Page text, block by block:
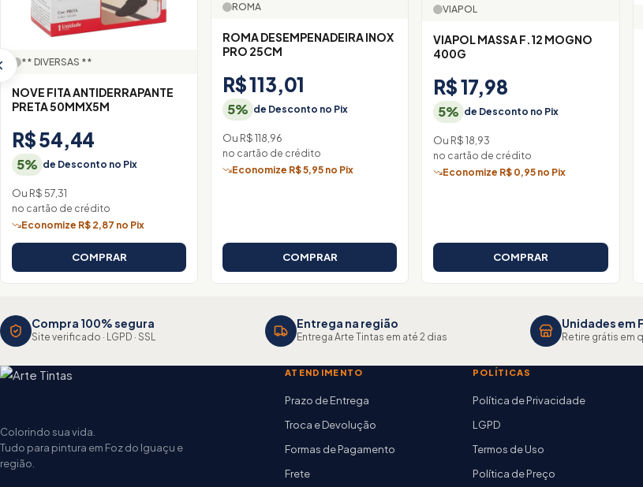
** DIVERSAS **
NOVE FITA ANTIDERRAPANTE
PRETA 50MMX5M
R$ 54,44
5% de Desconto no Pix
Ou R$ 57,31
no cartão de crédito
Economize R$ 2,87 no Pix
COMPRAR
ROMA
ROMA DESEMPENADEIRA INOX
PRO 25CM
R$ 113,01
5% de Desconto no Pix
Ou R$ 118,96
no cartão de crédito
Economize R$ 5,95 no Pix
COMPRAR
VIAPOL
VIAPOL MASSA F.12 MOGNO
400G
R$ 17,98
5% de Desconto no Pix
Ou R$ 18,93
no cartão de crédito
Economize R$ 0,95 no Pix
COMPRAR
Compra 100% segura
Site verificado · LGPD · SSL
Entrega na região
Entrega Arte Tintas em até 2 dias
Unidades em
Retire grátis em
Colorindo sua vida.
Tudo para pintura em Foz do Iguaçu e
região.
ATENDIMENTO
Prazo de Entrega
Troca e Devolução
Formas de Pagamento
Frete
POLÍTICAS
Política de Privacidade
LGPD
Termos de Uso
Política de Preço